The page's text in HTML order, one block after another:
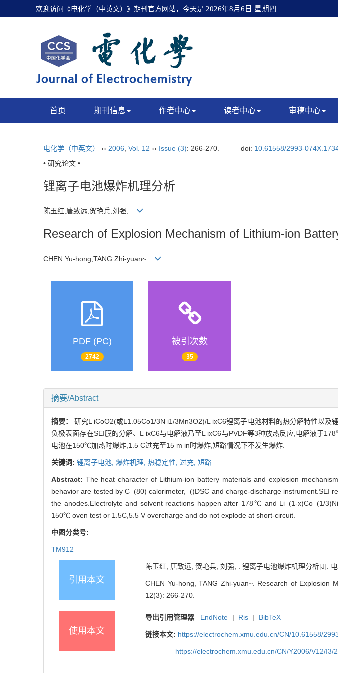
欢迎访问《电化学（中英文）》期刊官方网站，今天是 2026年8月6日 星期四
首页 期刊信息 作者中心 读者中心 审稿中心
电化学（中英文） ›› 2006 Vol. 12 ›› Issue (3): 266-270. doi: 10.61558/2993-
• 研究论文 •
锂离子电池爆炸机理分析
陈玉红;唐致远;贺艳兵;刘强;
Research of Explosion Mechanism of Lithium-ion
CHEN Yu-hong,TANG Zhi-yuan~
PDF (PC)
2742
被引次数
35
摘要/Abstract
摘要：研究L iCoO2(或L1.05Co1/3N i1/3Mn3O2)/L ixC6锂离子电池材料的热分解特性以
负极表面存在SEI膜的分解、L ixC6与电解液乃至L ixC6与PVDF等3种放热反应,电解液于
电池在150℃加热时爆炸,1.5 C过充至15 m in时爆炸,短路情况下不发生爆炸.
关键词: 锂离子电池, 爆炸机理, 热稳定性, 过充, 短路
Abstract: The heat character of Lithium-ion battery materials and explosion
behavior are tested by C_(80) calorimeter,_()DSC and charge-discharge instrument.SEI
the anodes.Electrolyte and solvent reactions happen after 178℃ and Li_(1-x)Co_(1/
150℃ oven test or 1.5C,5.5 V overcharge and do not explode at short-circuit.
中图分类号:
TM912
引用本文
陈玉红, 唐致远, 贺艳兵, 刘强, . 锂离子电池爆炸机理分析[J].
CHEN Yu-hong, TANG Zhi-yuan~. Research of Explosion
12(3): 266-270.
使用本文
导出引用管理器 EndNote | Ris | BibTeX
链接本文: https://electrochem.xmu.edu.cn/CN/10.61558/
https://electrochem.xmu.edu.cn/CN/Y2006/V12/I3/